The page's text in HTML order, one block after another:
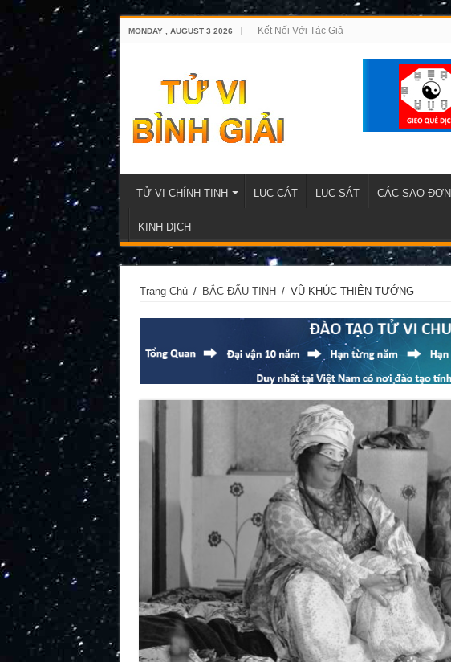
MONDAY , AUGUST 3 2026 Kết Nối Với Tác Giả
TỬ VI CHÍNH TINH LỤC CÁT LỤC SÁT CÁC SAO ĐƠN
KINH DỊCH
Trang Chủ / BẮC ĐẨU TINH / VŨ KHÚC THIÊN TƯỚNG